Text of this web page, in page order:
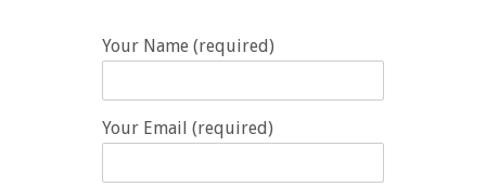
Your Name (required)
Your Email (required)